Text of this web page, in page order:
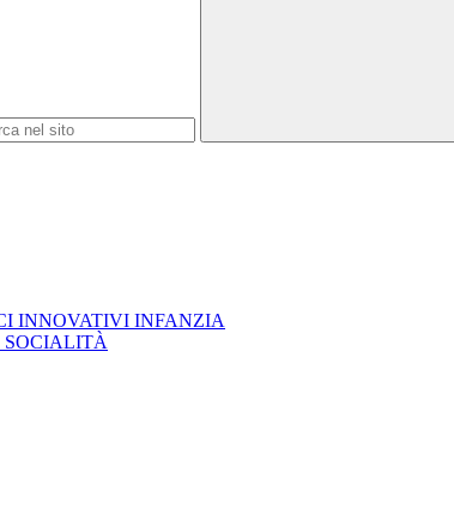
INNOVATIVI INFANZIA
SOCIALITÀ